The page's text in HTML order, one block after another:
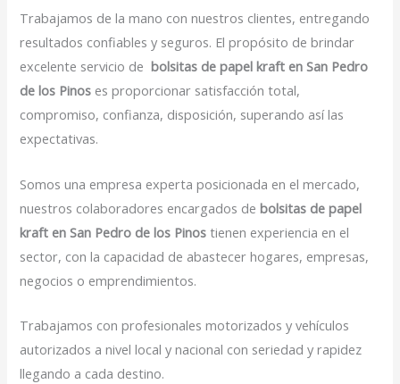
Trabajamos de la mano con nuestros clientes, entregando
resultados confiables y seguros. El propósito de brindar
excelente servicio debolsitas de papel kraft en San Pedro
de los Pinos es proporcionar satisfacción total,
compromiso, confianza, disposición, superando así las
expectativas.
Somos una empresa experta posicionada en el mercado,
nuestros colaboradores encargados debolsitas de papel
kraft en San Pedro de los Pinostienen experiencia en el
sector, con la capacidad de abastecer hogares, empresas,
negocios o emprendimientos.
Trabajamos con profesionales motorizados y vehículos
autorizados a nivel local y nacional con seriedad y rapidez
llegando a cada destino.